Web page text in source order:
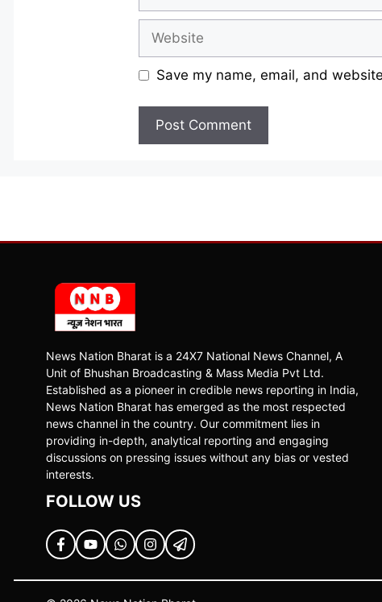
Website
Save my name, email, and
News Nation Bharat is a 24X7 National News Channel, A
Unit of Bhushan Broadcasting & Mass Media Pvt Ltd.
Established as a pioneer in credible news reporting in India,
News Nation Bharat has emerged as the most respected
news channel in the country. Our commitment lies in
providing in-depth, analytical reporting and engaging
discussions on pressing issues without any bias or vested
interests.
FOLLOW US